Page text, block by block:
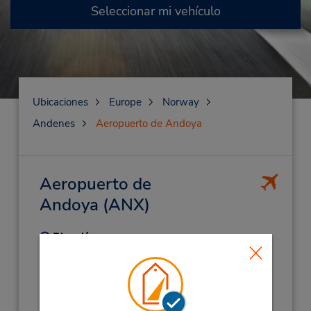
Seleccionar mi vehículo
Ubicaciones Europe
Norway
Andenes
Aeropuerto de Andoya
Aeropuerto de
Andoya (ANX)
Dirección:
Norway